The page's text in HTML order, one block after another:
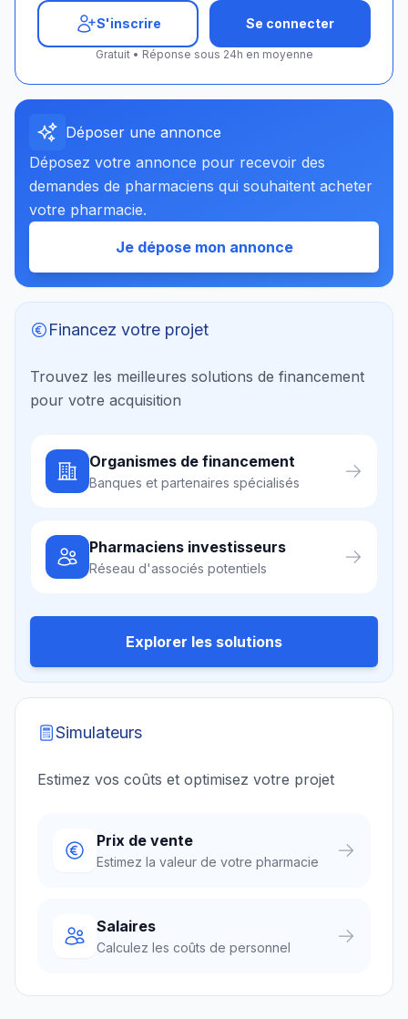
S'inscrire Se connecter
Gratuit • Réponse sous 24h en moyenne
Déposer une annonce
Déposez votre annonce pour recevoir des
demandes de pharmaciens qui souhaitent acheter
votre pharmacie.
Je dépose mon annonce
Financez votre projet
Trouvez les meilleures solutions de financement
pour votre acquisition
Organismes de financement
Banques et partenaires spécialisés
Pharmaciens investisseurs
Réseau d'associés potentiels
Explorer les solutions
Simulateurs
Estimez vos coûts et optimisez votre projet
Prix de vente
Estimez la valeur de votre pharmacie
Salaires
Calculez les coûts de personnel